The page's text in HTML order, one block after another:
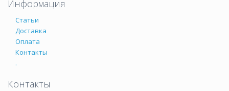
Информация
Статьи
Доставка
Оплата
Контакты
.
Контакты